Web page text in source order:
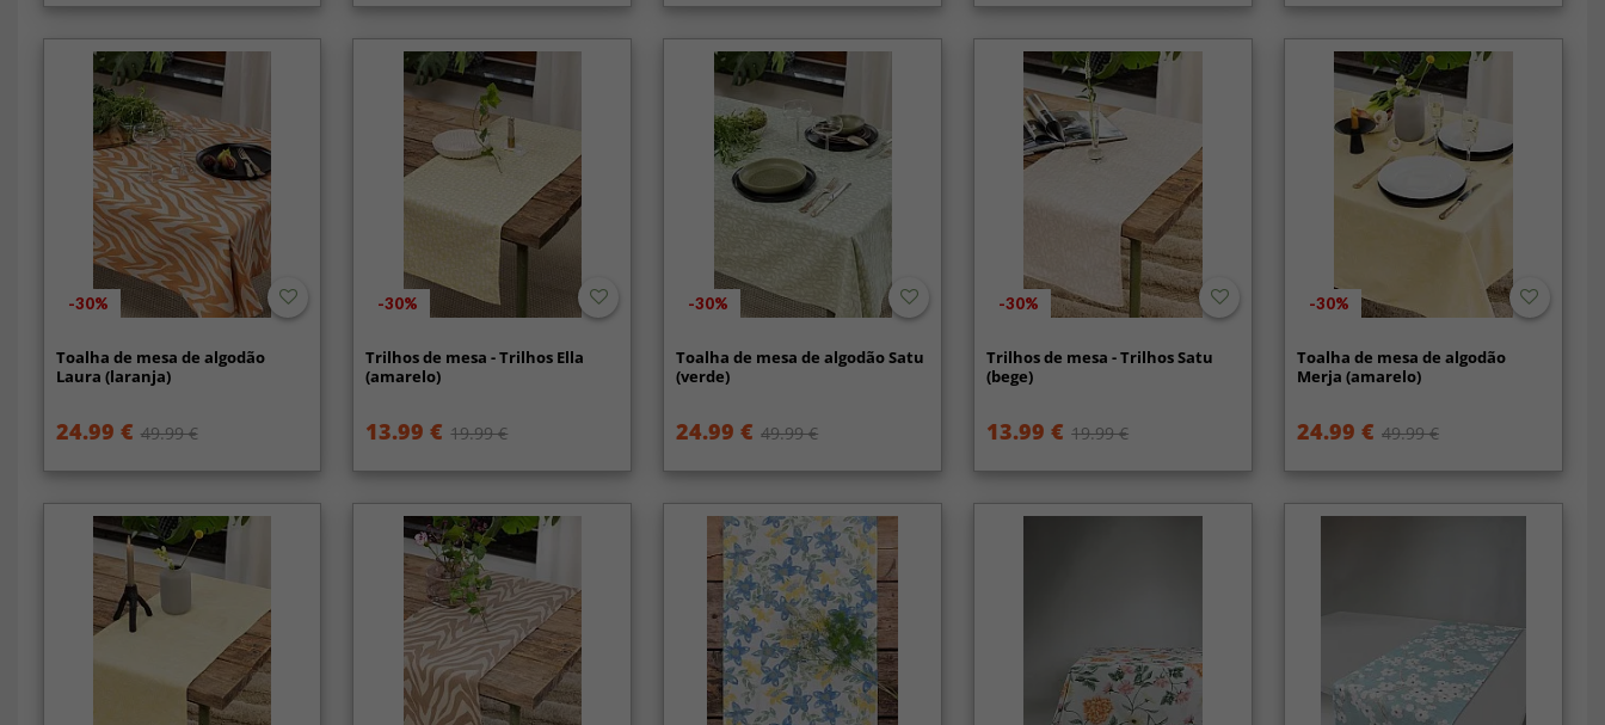
-30%
Toalha de mesa de algodão
Laura (laranja)
24.99 € 49.99 €
-30%
Trilhos de mesa - Trilhos Ella
(amarelo)
13.99 € 19.99 €
-30%
Toalha de mesa de algodão Satu
(verde)
24.99 € 49.99 €
-30%
Trilhos de mesa - Trilhos Satu
(bege)
13.99 € 19.99 €
-30%
Toalha de mesa de algodão
Merja (amarelo)
24.99 € 49.99 €